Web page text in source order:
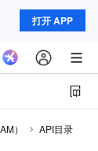
打开 APP
）
API目录